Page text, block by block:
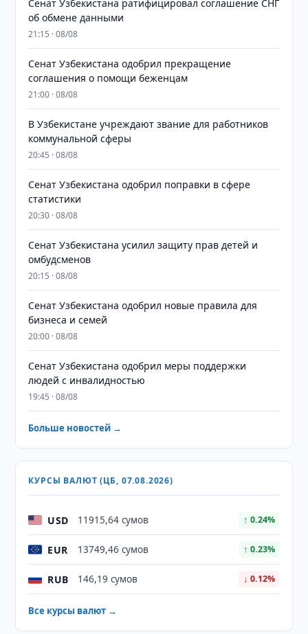
Сенат Узбекистана ратифицировал соглашение СНГ
об обмене данными
21:15 · 08/08
Сенат Узбекистана одобрил прекращение
соглашения о помощи беженцам
21:00 · 08/08
В Узбекистане учреждают звание для работников
коммунальной сферы
20:45 · 08/08
Сенат Узбекистана одобрил поправки в сфере
статистики
20:30 · 08/08
Сенат Узбекистана усилил защиту прав детей и
омбудсменов
20:15 · 08/08
Сенат Узбекистана одобрил новые правила для
бизнеса и семей
20:00 · 08/08
Сенат Узбекистана одобрил меры поддержки
людей с инвалидностью
19:45 · 08/08
Больше новостей →
КУРСЫ ВАЛЮТ (ЦБ, 07.08.2026)
USD 11915,64 сумов ↑ 0.24%
EUR 13749,46 сумов ↑ 0.23%
RUB 146,19 сумов ↓ 0.12%
Все курсы валют →